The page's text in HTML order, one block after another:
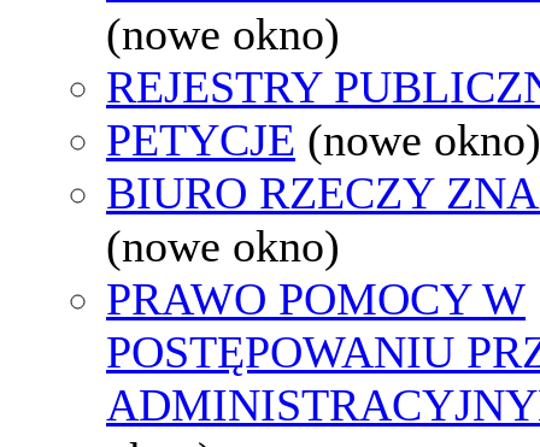
(nowe okno)
REJESTRY
PETYCJE (nowe okno)
BIURO RZECZY
(nowe okno)
PRAWO POMOCY W
POSTĘPOWANIU